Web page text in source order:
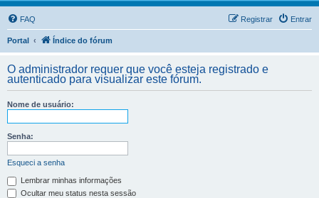
FAQ Entrar
Registrar
Portal Índice do fórum
O administrador requer que você esteja registrado e
autenticado para visualizar este fórum.
Nome de usuário:
Senha:
Esqueci a senha
Lembrar minhas informações
Ocultar meu status nesta sessão